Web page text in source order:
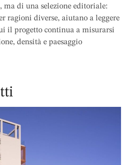
ma di una selezione editoriale:
ragioni diverse, aiutano a leggere
il progetto continua a misurarsi
densità e paesaggio